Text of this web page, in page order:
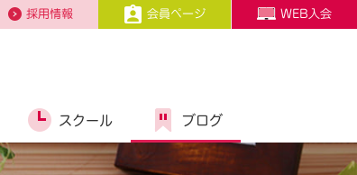
採用情報 会員ページ WEB入会
スクール ブログ